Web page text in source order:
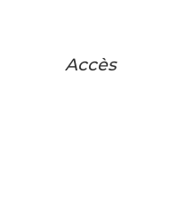
Accès